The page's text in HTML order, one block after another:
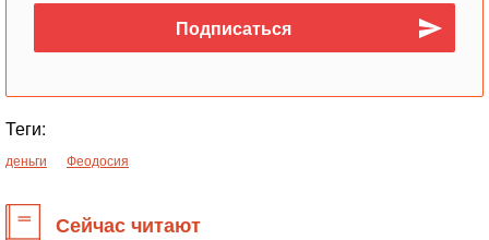
Теги:
деньги Феодосия
Сейчас читают